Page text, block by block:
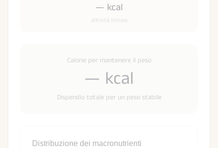
— kcal
attività inclusa
Calorie per mantenere il peso
— kcal
Dispendio totale per un peso stabile
Distribuzione dei macronutrienti